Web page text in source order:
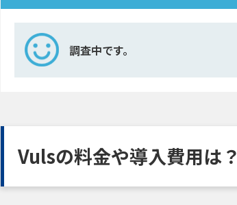
調査中です。
Vulsの料金や導入費用は？